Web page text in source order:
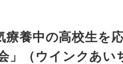
療養中の高校生を
」（ウインクあい